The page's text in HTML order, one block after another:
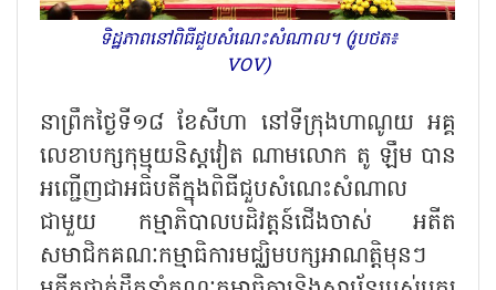
ទិដ្ឋភាពនៅពិធីជួបសំណេះសំណាល។ (រូបថត៖
VOV)
នាព្រឹកថ្ងៃទី១៨ ខែសីហា នៅទីក្រុងហាណូយ អគ្គ
លេខាបក្សកុម្មុយនិស្តវៀត ណាមលោក តូ ឡឹម បាន
អញ្ជើញជាអធិបតីក្នុងពិធីជួបសំណេះសំណាល
ជាមួយ កម្មាភិបាលបដិវត្តន៍ជើងចាស់ អតីត
សមាជិកគណៈកម្មាធិការមជ្ឈិមបក្សអាណត្តិមុនៗ